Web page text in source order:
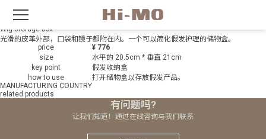
Product Gallery
view
Wig storage box
光滑的皮革外部，口袋和镜子都附在内。一个可以简化假发护理的储物盒。
price
¥ 776
size
水平的 20.5cm * 垂直 21cm
key point
假发收纳盒
how to use
打开储物盒以存放假发产品。
MANUFACTURING COUNTRY
related products
有问题吗?
让我们知道！通过在线咨询与我们联系